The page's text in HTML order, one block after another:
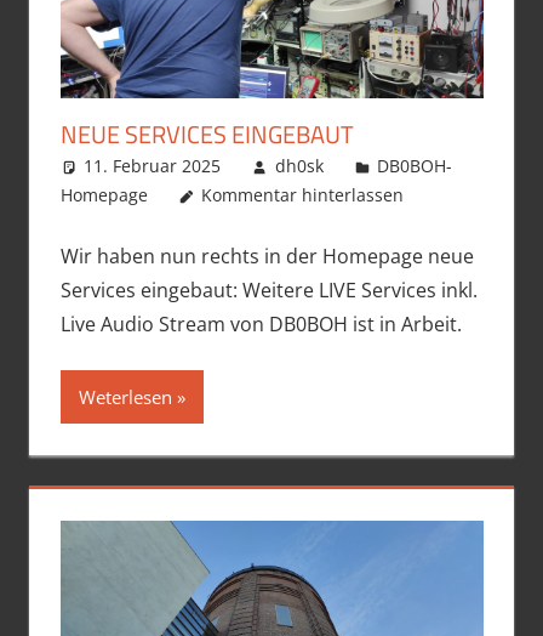
NEUE SERVICES EINGEBAUT
11. Februar 2025 dh0sk
DB0BOH-
Homepage
Kommentar hinterlassen
Wir haben nun rechts in der Homepage neue
Services eingebaut: Weitere LIVE Services inkl.
Live Audio Stream von DB0BOH ist in Arbeit.
Weterlesen